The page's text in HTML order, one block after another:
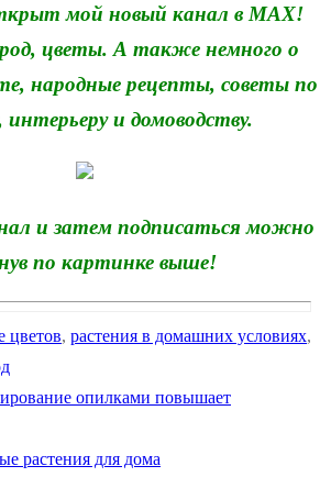
мой новый канал в MAX!
цветы. А также немного о
народные рецепты, советы по
и домоводству.
и затем подписаться можно
по картинке выше!
цветов, растения в домашних условиях,
опилками повышает
растения для дома